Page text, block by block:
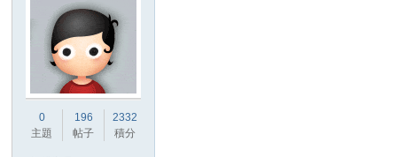
0
主題
196
帖子
2332
積分